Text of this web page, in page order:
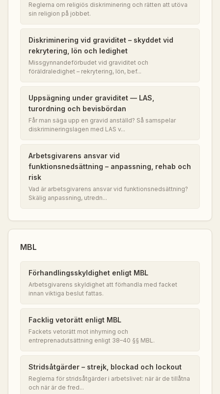
Reglerna om religiös diskriminering och rätten att utöva
sin religion på jobbet.
Diskriminering vid graviditet – skyddet vid
rekrytering, lön och ledighet
Missgynnandeförbudet vid graviditet och
föräldraledighet – rekrytering, lön, bef...
Uppsägning under graviditet — LAS,
turordning och bevisbördan
Får man säga upp en gravid anställd? Så samspelar
diskrimineringslagen med LAS v...
Arbetsgivarens ansvar vid
funktionsnedsättning – anpassning, rehab och
risk
Vad är arbetsgivarens ansvar vid funktionsnedsättning?
Skälig anpassning, utredn...
MBL
Förhandlingsskyldighet enligt MBL
Arbetsgivarens skyldighet att förhandla med facket
innan viktiga beslut fattas.
Facklig vetorätt enligt MBL
Fackets vetorätt mot inhyrning och
entreprenadutsättning enligt 38–40 §§ MBL.
Stridsåtgärder – strejk, blockad och lockout
Reglerna för stridsåtgärder i arbetslivet: när är de tillåtna
och när är de fred...